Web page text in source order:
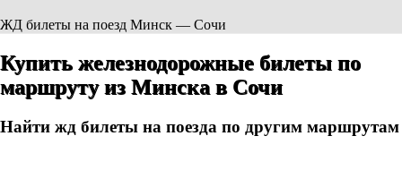
ЖД билеты на поезд Минск — Сочи
Купить железнодорожные билеты по
маршруту из Минска в Сочи
Найти жд билеты на поезда по другим маршрутам